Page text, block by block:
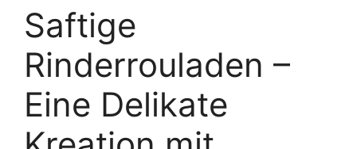
Saftige
Rinderrouladen –
Eine Delikate